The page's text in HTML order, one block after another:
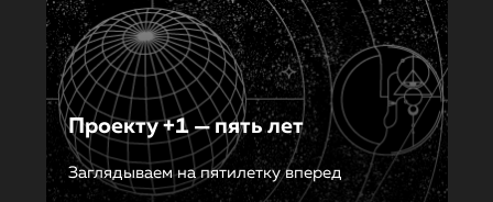
Проекту +1 — пять лет
Заглядываем на пятилетку вперед